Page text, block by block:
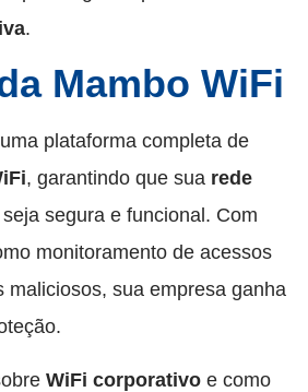
.
Mambo WiFi
plataforma completa de
, garantindo que sua rede
seja segura e funcional. Com
monitoramento de acessos
maliciosos, sua empresa ganha
WiFi corporativo e como